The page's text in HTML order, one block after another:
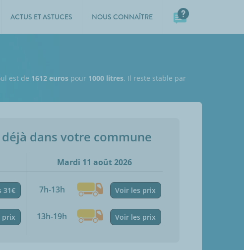
ACTUS ET ASTUCES NOUS CONNAÎTRE
est de 1612 euros pour 1000 litres. Il reste stable par
dans votre commune
31€
prix
Mardi 11 août 2026
7h-13h Voir les prix
13h-19h Voir les prix